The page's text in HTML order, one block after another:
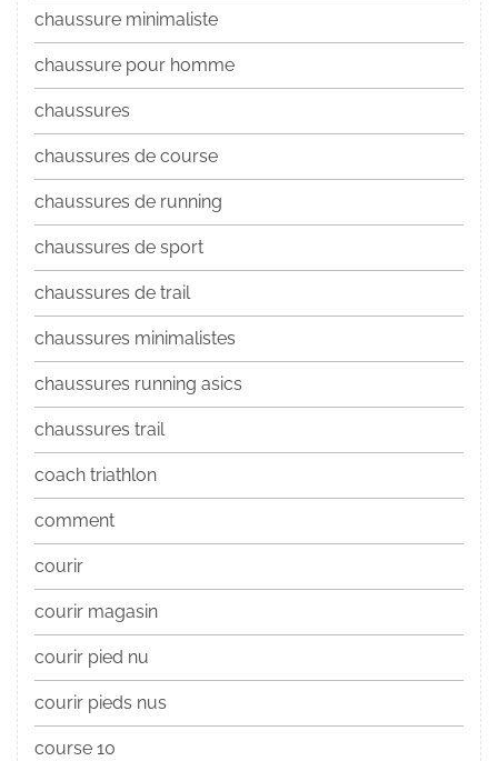
chaussure minimaliste
chaussure pour homme
chaussures
chaussures de course
chaussures de running
chaussures de sport
chaussures de trail
chaussures minimalistes
chaussures running asics
chaussures trail
coach triathlon
comment
courir
courir magasin
courir pied nu
courir pieds nus
course 10